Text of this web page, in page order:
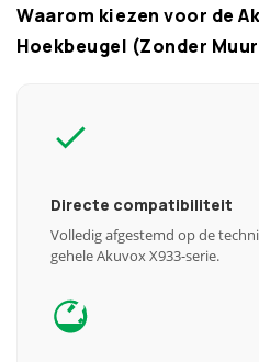
Waarom kiezen voor de
Hoekbeugel (Zonder
Directe compatibiliteit
Volledig afgestemd op de
gehele Akuvox X933-serie.